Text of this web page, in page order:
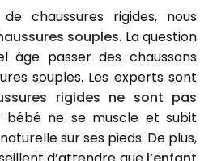
chaussures rigides, nous
souples. La question
âge passer des chaussons
souples. Les experts sont
rigides ne sont pas
bébé ne se muscle et subit
sur ses pieds. De plus,